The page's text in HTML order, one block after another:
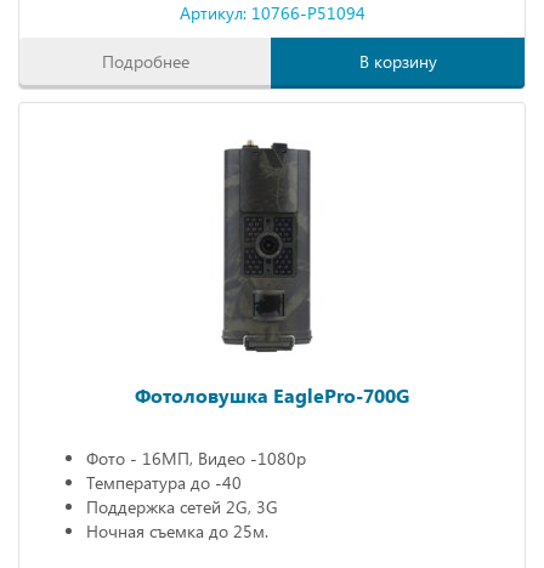
Артикул: 10766-P51094
Подробнее В корзину
Фотоловушка EaglePro-700G
Фото - 16МП, Видео -1080р
Температура до -40
Поддержка сетей 2G, 3G
Ночная съемка до 25м.